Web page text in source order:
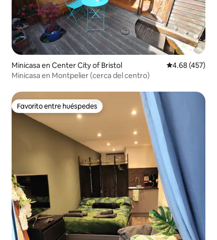
Minicasa en Center City of Bristol Calificación
4.68 (457)
Minicasa en Montpelier (cerca del centro)
Favorito entre huéspedes
Favorito entre huéspedes